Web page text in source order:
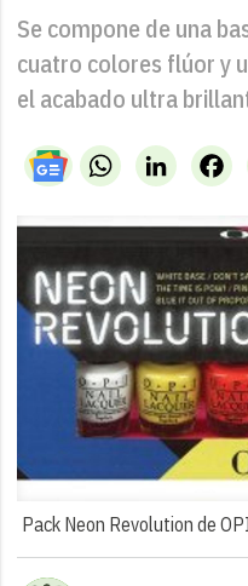
Se compone de una
cuatro colores flúor y
el acabado ultra
WhatsAppLinkedIn
Pack Neon Revolution de